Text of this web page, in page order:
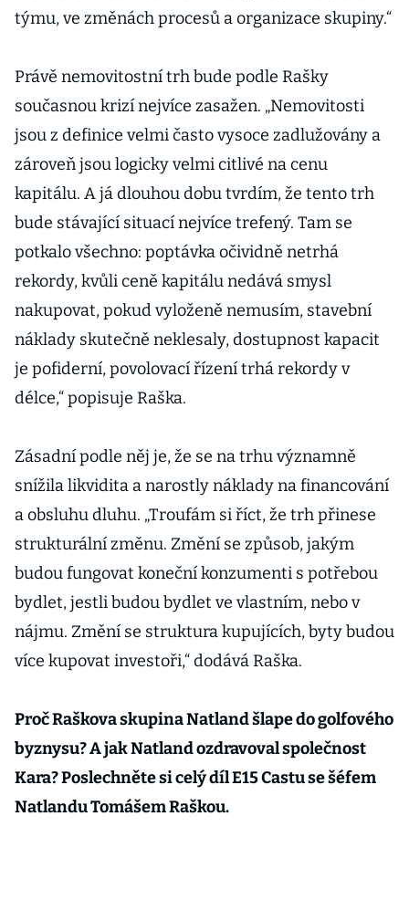
týmu, ve změnách procesů a organizace skupiny.“
Právě nemovitostní trh bude podle Rašky
současnou krizí nejvíce zasažen. „Nemovitosti
jsou z definice velmi často vysoce zadlužovány a
zároveň jsou logicky velmi citlivé na cenu
kapitálu. A já dlouhou dobu tvrdím, že tento trh
bude stávající situací nejvíce trefený. Tam se
potkalo všechno: poptávka očividně netrhá
rekordy, kvůli ceně kapitálu nedává smysl
nakupovat, pokud vyloženě nemusím, stavební
náklady skutečně neklesaly, dostupnost kapacit
je pofiderní, povolovací řízení trhá rekordy v
délce,“ popisuje Raška.
Zásadní podle něj je, že se na trhu významně
snížila likvidita a narostly náklady na financování
a obsluhu dluhu. „Troufám si říct, že trh přinese
strukturální změnu. Změní se způsob, jakým
budou fungovat koneční konzumenti s potřebou
bydlet, jestli budou bydlet ve vlastním, nebo v
nájmu. Změní se struktura kupujících, byty budou
více kupovat investoři,“ dodává Raška.
Proč Raškova skupina Natland šlape do golfového
byznysu? A jak Natland ozdravoval společnost
Kara? Poslechněte si celý díl E15 Castu se šéfem
Natlandu Tomášem Raškou.